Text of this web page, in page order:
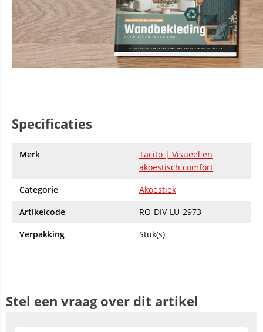
Specificaties
Merk
Tacito | Visueel en
akoestisch comfort
Categorie
Akoestiek
Artikelcode
RO-DIV-LU-2973
Verpakking
Stuk(s)
Stel een vraag over dit artikel